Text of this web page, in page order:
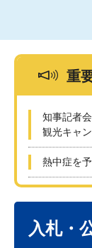
重
知事記者
観光キャ
熱中症を
入札・